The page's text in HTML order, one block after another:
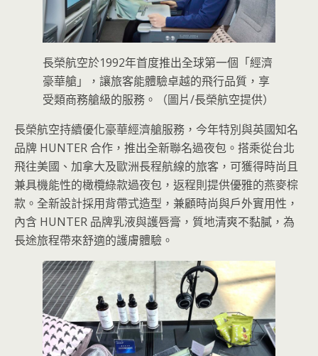
長榮航空於1992年首度推出全球第一個「經濟
豪華艙」，讓旅客能體驗卓越的飛行品質，享
受類商務艙級的服務。（圖片/長榮航空提供）
長榮航空持續優化豪華經濟艙服務，今年特別與英國知名
品牌 HUNTER 合作，推出全新聯名過夜包。搭乘從台北
飛往美國、加拿大及歐洲長程航線的旅客，可獲得時尚且
兼具機能性的橄欖綠款過夜包，返程則提供優雅的燕麥棕
款。全新設計採用背帶式造型，兼顧時尚與戶外實用性，
內含 HUNTER 品牌乳液與護唇膏，質地清爽不黏膩，為
長途旅程帶來舒適的護膚體驗。